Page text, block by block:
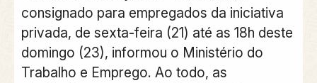
consignado para empregados da iniciativa
privada, de sexta-feira (21) até as 18h deste
domingo (23), informou o Ministério do
Trabalho e Emprego. Ao todo, as